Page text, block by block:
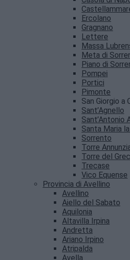
Ercolano
Gragnano
Lettere
Massa
Meta di
Piano di
Pompei
Portici
Pimonte
San Giorgio a
Sant’Agnello
Sant’Antonio
Santa Maria
Sorrento
Torre
Torre del
Trecase
Vico Equense
Provincia di Avellino
Avellino
Aiello del Sabato
Aquilonia
Altavilla Irpina
Andretta
Ariano Irpino
Atripalda
Avella